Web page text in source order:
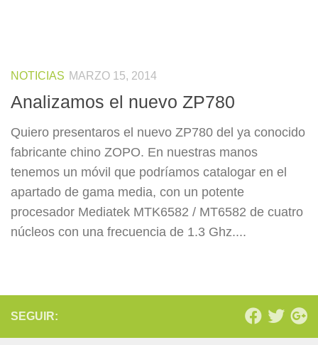
NOTICIAS MARZO 15, 2014
Analizamos el nuevo ZP780
Quiero presentaros el nuevo ZP780 del ya conocido
fabricante chino ZOPO. En nuestras manos
tenemos un móvil que podríamos catalogar en el
apartado de gama media, con un potente
procesador Mediatek MTK6582 / MT6582 de cuatro
núcleos con una frecuencia de 1.3 Ghz....
SEGUIR: